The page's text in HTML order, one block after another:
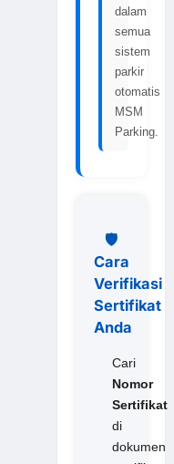
dalam
semua
sistem
parkir
otomatis
MSM
Parking.
🛡️
Cara
Verifikasi
Sertifikat
Anda
Cari
Nomor
Sertifikat
di
dokumen